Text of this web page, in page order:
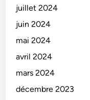
juillet 2024
juin 2024
mai 2024
avril 2024
mars 2024
décembre 2023